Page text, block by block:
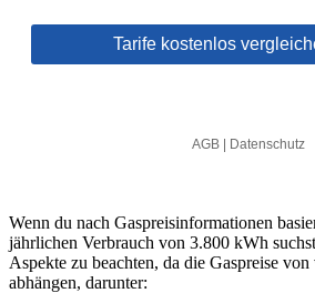
Wenn du nach Gaspreisinformationen
jährlichen Verbrauch von 3.800 kWh
Aspekte zu beachten, da die Gaspreise
abhängen, darunter: